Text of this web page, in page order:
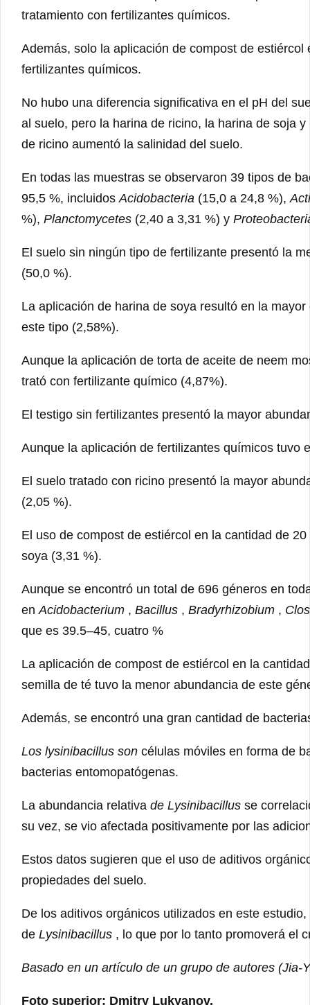
tratamiento con fertilizantes químicos.
Además, solo la aplicación de compost de
fertilizantes químicos.
No hubo una diferencia significativa en el pH del
al suelo, pero la harina de ricino, la harina de soja
de ricino aumentó la salinidad del suelo.
En todas las muestras se observaron 39 tipos de
95,5 %, incluidosAcidobacteria (15,0 a 24,8 %),
%), Planctomycetes (2,40 a 3,31 %) y
El suelo sin ningún tipo de fertilizante presentó la
(50,0 %).
La aplicación de harina de soya resultó en la
este tipo (2,58%).
Aunque la aplicación de torta de aceite de neem
trató con fertilizante químico (4,87%).
El testigo sin fertilizantes presentó la mayor
Aunque la aplicación de fertilizantes químicos tuvo
El suelo tratado con ricino presentó la mayor
(2,05 %).
El uso de compost de estiércol en la cantidad de
soya (3,31 %).
Aunque se encontró un total de 696 géneros en
enAcidobacterium , Bacillus , Bradyrhizobium ,
que es 39.5–45, cuatro %
La aplicación de compost de estiércol en la
semilla de té tuvo la menor abundancia de este
Además, se encontró una gran cantidad de
Los lysinibacillus son células móviles en forma de
bacterias entomopatógenas.
La abundancia relativa de Lysinibacillus se
su vez, se vio afectada positivamente por las
Estos datos sugieren que el uso de aditivos
propiedades del suelo.
De los aditivos orgánicos utilizados en este
de Lysinibacillus , lo que por lo tanto promoverá el
Basado en un artículo de un grupo de autores
Foto superior: Dmitry Lukyanov.